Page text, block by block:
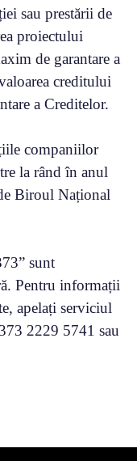
sau prestării de
proiectului
de garantare a
creditului
a Creditelor.
companiilor
la rând în anul
Biroul Național
sunt
Pentru informații
apelați serviciul
2229 5741 sau